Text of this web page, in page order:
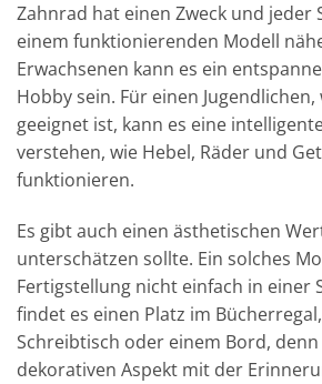
Zahnrad hat einen Zweck und
einem funktionierenden Modell
Erwachsenen kann es ein
Hobby sein. Für einen
geeignet ist, kann es eine
verstehen, wie Hebel, Räder und
funktionieren.
Es gibt auch einen ästhetischen
unterschätzen sollte. Ein solches
Fertigstellung nicht einfach in einer
findet es einen Platz im
Schreibtisch oder einem Bord,
dekorativen Aspekt mit der